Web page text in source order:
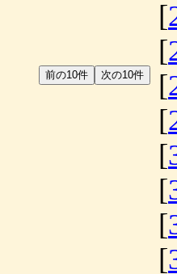
[
[
[
[
[
[
[
[